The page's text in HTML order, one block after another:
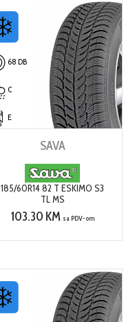
68 DB
C
E
SAVA
185/60R14 82 T ESKIMO S3
TL MS
103.30 KM sa PDV-om